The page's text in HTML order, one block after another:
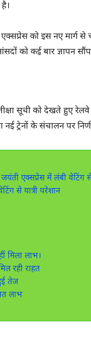
एक्सप्रेस को इस नए
को कई बार ज्ञापन
सूची को देखते हुए
ट्रेनों के संचालन पर
एक्सप्रेस में लंबी वेटिंग
से यात्री परेशान
मिला लाभ।
रही राहत
तेज
लाभ